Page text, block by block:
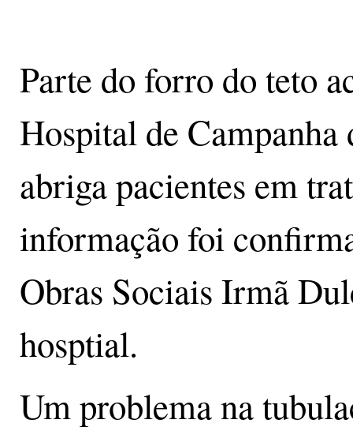
Parte do forro do teto
Hospital de
abriga pacientes em
informação foi
Obras Sociais Irmã
hosptial.
Um problema na